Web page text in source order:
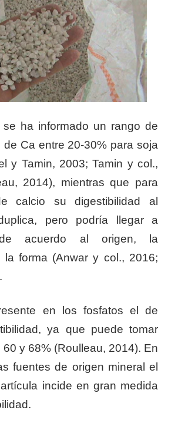
se ha informado un rango de
de Ca entre 20-30% para soja
y Tamin, 2003; Tamin y col.,
2014), mientras que para
calcio su digestibilidad al
pero podría llegar a
de acuerdo al origen, la
la forma (Anwar y col., 2016;
en los fosfatos el de
ya que puede tomar
y 68% (Roulleau, 2014). En
fuentes de origen mineral el
incide en gran medida